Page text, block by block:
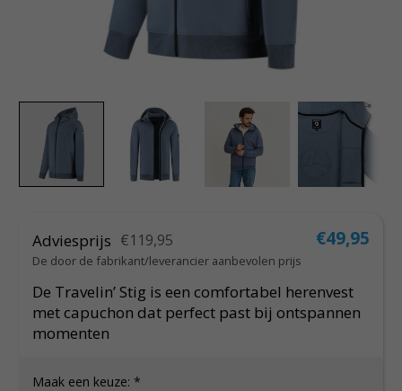
Adviesprijs €119,95
De door de fabrikant/leverancier aanbevolen prijs
€49,95
De Travelin’ Stig is een comfortabel herenvest
met capuchon dat perfect past bij ontspannen
momenten
Maak een keuze:*